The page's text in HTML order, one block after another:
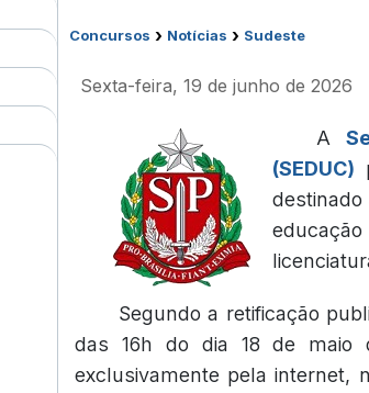
Concursos › Notícias › Sudeste
Sexta-feira, 19 de junho de 2026
A
(SEDUC)
Segundo a retificação
das 16h do dia 18 de
exclusivamente pela internet,